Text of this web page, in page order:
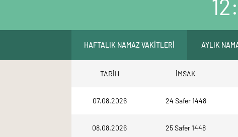
HAFTALIK NAMAZ VAKİTLERİ AYLIK
TARİH İMSAK
07.08.2026 24 Safer 1448
08.08.2026 25 Safer 1448